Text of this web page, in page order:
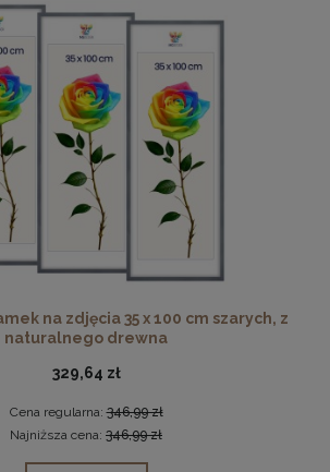
na zdjęcia 35 x 100 cm szarych, z
naturalnego drewna
329,64 zł
Cena regularna:346,99 zł
Najniższa cena: 346,99 zł